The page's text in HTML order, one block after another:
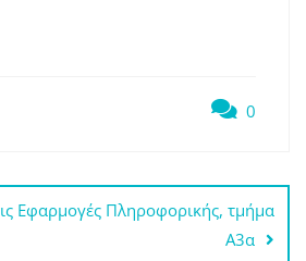
0
Εφαρμογές Πληροφορικής, τμήμα
Α3α